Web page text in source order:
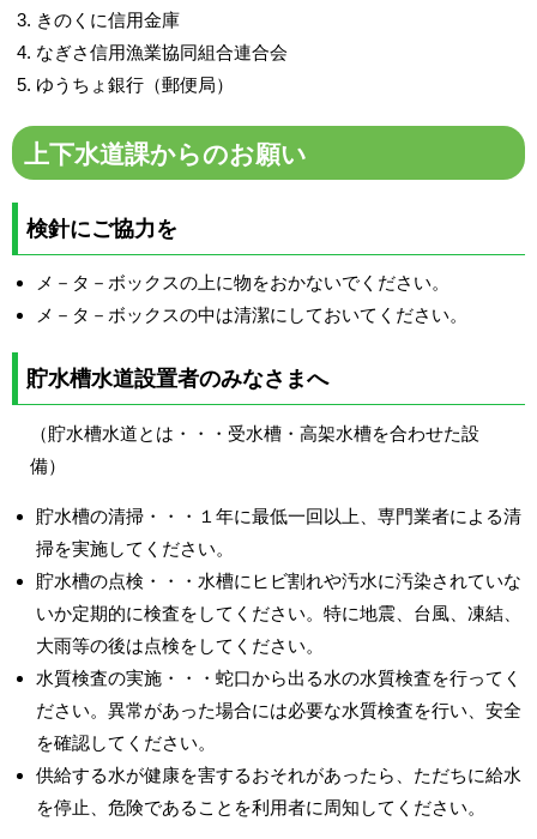
きのくに信用金庫
なぎさ信用漁業協同組合連合会
ゆうちょ銀行（郵便局）
上下水道課からのお願い
検針にご協力を
メ－タ－ボックスの上に物をおかないでください。
メ－タ－ボックスの中は清潔にしておいてください。
貯水槽水道設置者のみなさまへ
（貯水槽水道とは・・・受水槽・高架水槽を合わせた設
備）
貯水槽の清掃・・・１年に最低一回以上、専門業者による清
掃を実施してください。
貯水槽の点検・・・水槽にヒビ割れや汚水に汚染されていな
いか定期的に検査をしてください。特に地震、台風、凍結、
大雨等の後は点検をしてください。
水質検査の実施・・・蛇口から出る水の水質検査を行ってく
ださい。異常があった場合には必要な水質検査を行い、安全
を確認してください。
供給する水が健康を害するおそれがあったら、ただちに給水
を停止、危険であることを利用者に周知してください。